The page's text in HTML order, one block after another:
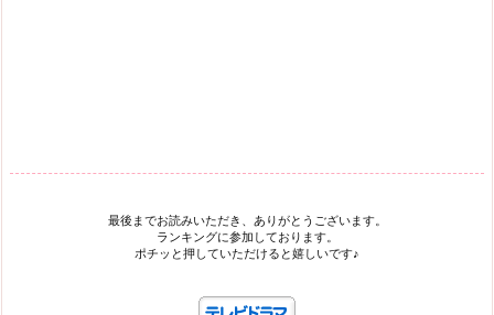
最後までお読みいただき、ありがとうございます。
ランキングに参加しております。
ポチッと押していただけると嬉しいです♪